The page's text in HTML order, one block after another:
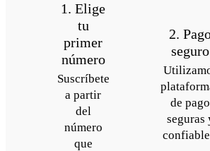
1. Elige
tu
primer
número
Suscríbete
a partir
del
número
que
2.
seguro
de pago
seguras